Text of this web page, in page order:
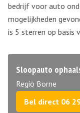
bedrijf voor auto
mogelijkheden
is 5 sterren op basis
Sloopauto
Regio Borne
Bel direct 06